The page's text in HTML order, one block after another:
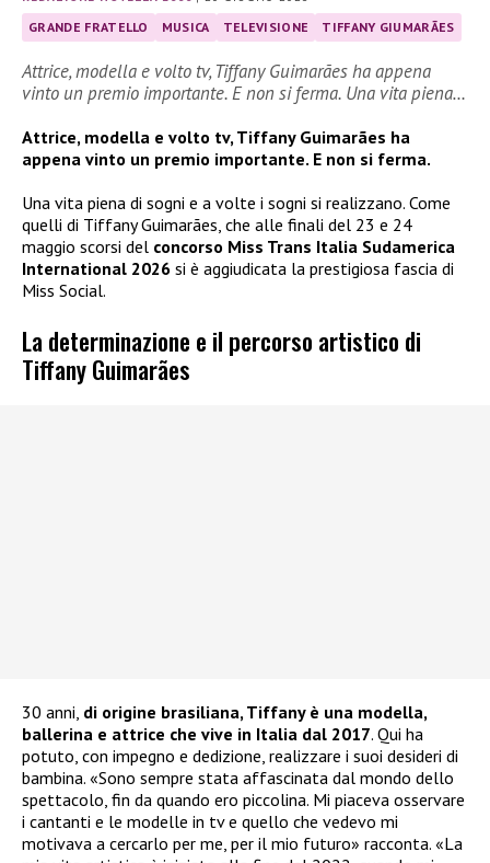
GRANDE FRATELLO MUSICA TELEVISIONE TIFFANY GIUMARÃES
Attrice, modella e volto tv, Tiffany Guimarães ha appena
vinto un premio importante. E non si ferma. Una vita piena…
Attrice, modella e volto tv, Tiffany Guimarães ha
appena vinto un premio importante. E non si ferma.
Una vita piena di sogni e a volte i sogni si realizzano. Come
quelli di Tiffany Guimarães, che alle finali del 23 e 24
maggio scorsi del concorso Miss Trans Italia Sudamerica
International 2026 si è aggiudicata la prestigiosa fascia di
Miss Social.
La determinazione e il percorso artistico di
Tiffany Guimarães
30 anni, di origine brasiliana, Tiffany è una modella,
ballerina e attrice che vive in Italia dal 2017. Qui ha
potuto, con impegno e dedizione, realizzare i suoi desideri di
bambina. «Sono sempre stata affascinata dal mondo dello
spettacolo, fin da quando ero piccolina. Mi piaceva osservare
i cantanti e le modelle in tv e quello che vedevo mi
motivava a cercarlo per me, per il mio futuro» racconta. «La